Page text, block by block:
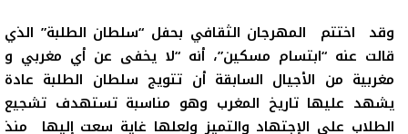
وقد
اختتم المهرجان الثقافي بحفل “سلطان الطلبة” الذي
قالت عنه “ابتسام مسكين”، أنه “لا يخفى عن أي مغربي و
مغربية من الأجيال السابقة أن تتويج سلطان الطلبة عادة
يشهد عليها تاريخ المغرب وهو مناسبة تستهدف تشجيع
الطلاب على الإجتهاد والتميز ولعلها غاية سعت إليها منذ